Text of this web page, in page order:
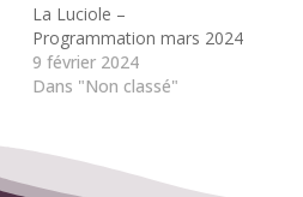
La Luciole –
Programmation mars 2024
9 février 2024
Dans "Non classé"